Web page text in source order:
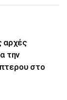
αρχές
την
στο